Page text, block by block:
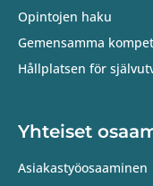
Opintojen haku
Gemensamma
Hållplatsen för
Yhteiset
Asiakastyöosaaminen